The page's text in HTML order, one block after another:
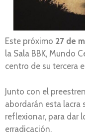
Este próximo 27 de
la Sala BBK, Mundo
centro de su tercera
Junto con el
abordarán esta lacra
reflexionar, para dar
erradicación.